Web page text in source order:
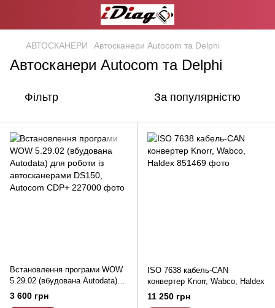
АВТОСКАНЕРИ Автосканери Autocom та Delphi
Автосканери Autocom та Delphi
Фільтр За популярністю
Встановлення програми WOW
5.29.02 (вбудована Autodata)
для роботи із автосканерами
DS150, Autocom CDP+
3 600 грн
ISO 7638 кабель-CAN
конвертер Knorr, Wabco, Haldex
11 250 грн